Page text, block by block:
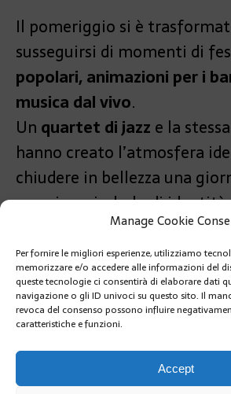
Manage Cookie
Per fornire le migliori esperienze, utilizziamo
memorizzare e/o accedere alle informazioni del
queste tecnologie ci consentirà di elaborare dati
navigazione o gli ID univoci su questo sito. Il
revoca del consenso possono influire
caratteristiche e funzioni.
Accept
Il pomeriggio si è
susseguirsi di momenti di
popolari, animazioni per i
musica dal vivo.
Un quartet di jazz e la stessa
hanno creato l’atmosfera
chiudere in bellezza una
ormai un simbolo di
PRÉCÉDENT
VOLARE ALL’AURORA SOPRA